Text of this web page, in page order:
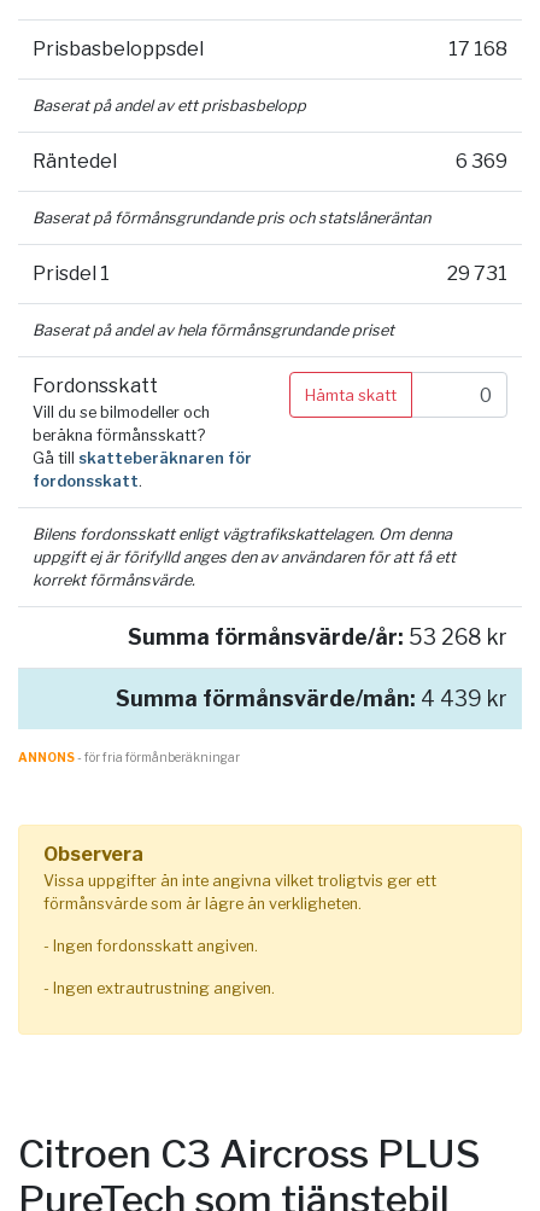
Prisbasbeloppsdel 17 168
Baserat på andel av ett prisbasbelopp
Räntedel 6 369
Baserat på förmånsgrundande pris och statslåneräntan
Prisdel 1 29 731
Baserat på andel av hela förmånsgrundande priset
Fordonsskatt
Vill du se bilmodeller och
beräkna förmånsskatt?
Gå till skatteberäknaren för
fordonsskatt.
Hämta skatt
Bilens fordonsskatt enligt vägtrafikskattelagen. Om denna
uppgift ej är förifylld anges den av användaren för att få ett
korrekt förmånsvärde.
Summa förmånsvärde/år: 53 268 kr
Summa förmånsvärde/mån: 4 439 kr
ANNONS- för fria förmånberäkningar
Observera
Vissa uppgifter än inte angivna vilket troligtvis ger ett
förmånsvärde som är lägre än verkligheten.
- Ingen fordonsskatt angiven.
- Ingen extrautrustning angiven.
Citroen C3 Aircross PLUS
PureTech som tjänstebil